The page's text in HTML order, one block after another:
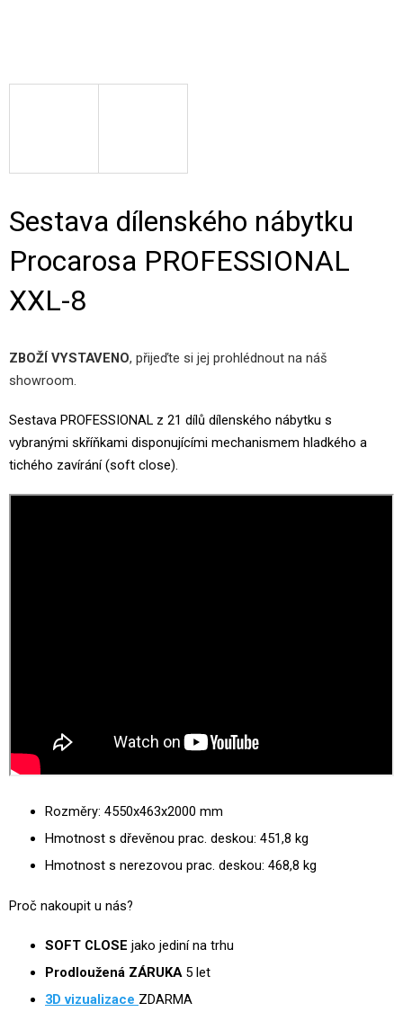
Sestava dílenského nábytku
Procarosa PROFESSIONAL
XXL-8
ZBOŽÍ VYSTAVENO, přijeďte si jej prohlédnout na náš
showroom.
Sestava PROFESSIONAL z 21 dílů dílenského nábytku s
vybranými skříňkami disponujícími mechanismem hladkého a
tichého zavírání (soft close).
Rozměry: 4550x463x2000 mm
Hmotnost s dřevěnou prac. deskou: 451,8 kg
Hmotnost s nerezovou prac. deskou: 468,8 kg
Proč nakoupit u nás?
SOFT CLOSE jako jediní na trhu
Prodloužená ZÁRUKA5 let
3D vizualizace ZDARMA